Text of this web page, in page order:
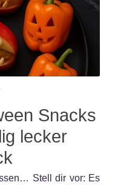
Snacks
lecker
Stell dir vor: Es